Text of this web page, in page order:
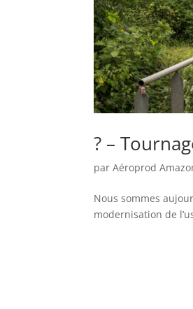
? –
parAéroprod
Nous sommes
modernisation de